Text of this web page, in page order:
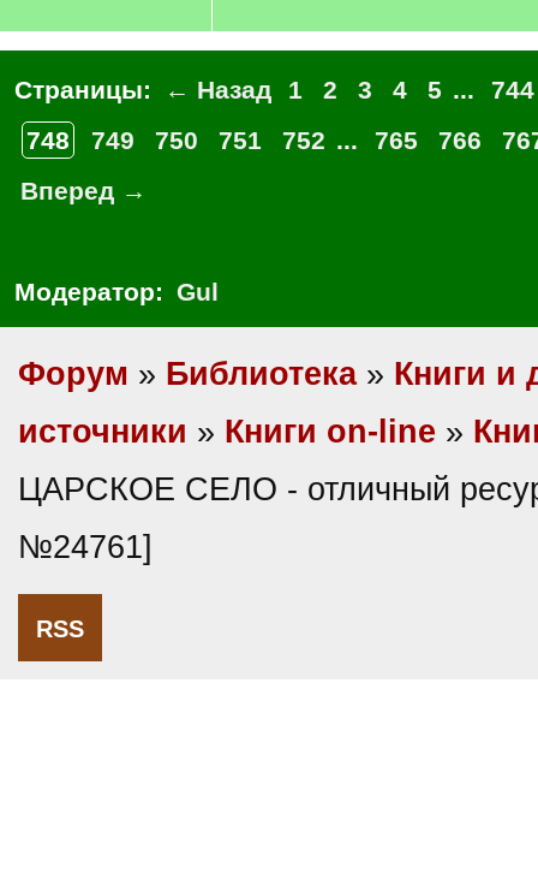
Страницы: ← Назад 1 2 3 4 5 ...
744
748
749 750 751 752 ... 765 766
Вперед →
Модератор: Gul
Форум » Библиотека» Книги и
источники » Книги on-line »
ЦАРСКОЕ СЕЛО - отличный
№24761]
RSS